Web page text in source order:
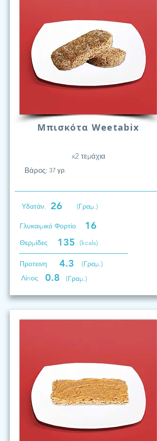
Μπισκότα Weetabix
x2 τεμάχια
Βάρος: 37 γρ.
Υδατάν. 26 (Γραμ.)
Γλυκαιμικό Φορτίο 16
Θερμίδες 135 (kcals)
Προτεινη 4.3
(Γραμ.)
Λίπος
0.8 (Γραμ.)